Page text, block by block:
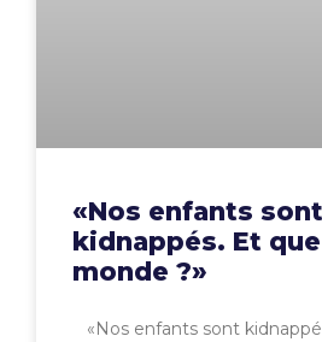
«Nos enfants sont
kidnappés. Et
monde ?»
«Nos enfants sont